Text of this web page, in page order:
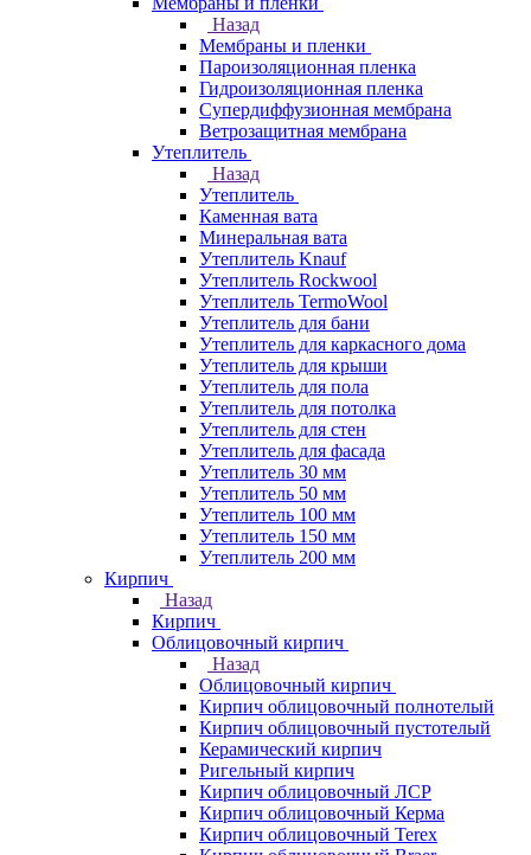
Назад
Мембраны и пленки
Пароизоляционная пленка
Гидроизоляционная пленка
Супердиффузионная мембрана
Ветрозащитная мембрана
Утеплитель
Назад
Утеплитель
Каменная вата
Минеральная вата
Утеплитель Knauf
Утеплитель Rockwool
Утеплитель TermoWool
Утеплитель для бани
Утеплитель для каркасного дома
Утеплитель для крыши
Утеплитель для пола
Утеплитель для потолка
Утеплитель для стен
Утеплитель для фасада
Утеплитель 30 мм
Утеплитель 50 мм
Утеплитель 100 мм
Утеплитель 150 мм
Утеплитель 200 мм
Кирпич
Назад
Кирпич
Облицовочный кирпич
Назад
Облицовочный кирпич
Кирпич облицовочный полнотелый
Кирпич облицовочный пустотелый
Керамический кирпич
Ригельный кирпич
Кирпич облицовочный ЛСР
Кирпич облицовочный Керма
Кирпич облицовочный Terex